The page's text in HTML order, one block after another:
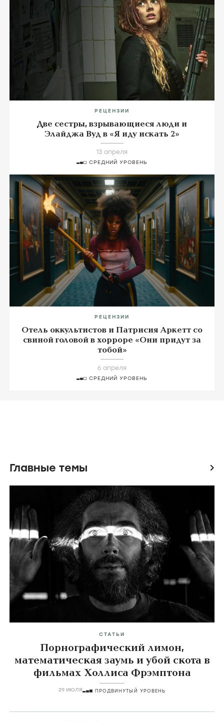
РЕЦЕНЗИИ
Две сестры, взрывающиеся люди и
Элайджа Вуд в «Я иду искать 2»
13 апреля
СРЕДНИЙ УРОВЕНЬ
РЕЦЕНЗИИ
Отель оккультистов и Патрисия Аркетт со
свиной головой в хорроре «Они придут за
тобой»
6 апреля
СРЕДНИЙ УРОВЕНЬ
Главные темы icon
СТАТЬИ
Порнографический лимон,
математическая заумь и убой скота в
фильмах Холлиса Фрэмптона
29 ИЮЛЯ ПРОДВИНУТЫЙ УРОВЕНЬ